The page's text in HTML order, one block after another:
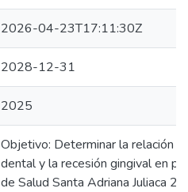
2026-04-23T17:11:30Z
2028-12-31
2025
Objetivo: Determinar la relación
dental y la recesión gingival en
de Salud Santa Adriana Juliaca